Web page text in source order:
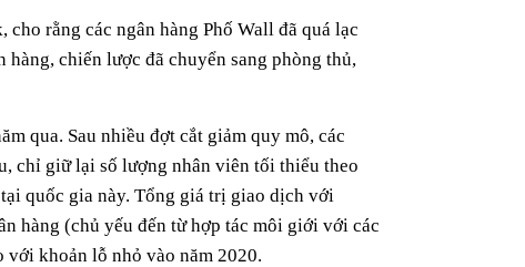
rằng các ngân hàng Phố Wall đã quá lạc
chiến lược đã chuyển sang phòng thủ,
qua. Sau nhiều đợt cắt giảm quy mô, các
chỉ giữ lại số lượng nhân viên tối thiểu theo
quốc gia này. Tổng giá trị giao dịch với
hàng (chủ yếu đến từ hợp tác môi giới với các
khoản lỗ nhỏ vào năm 2020.